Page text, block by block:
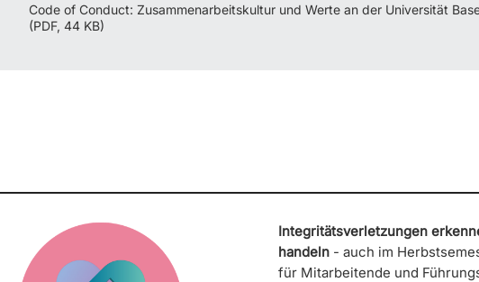
Code of Conduct: Zusammenarbeitskultur und Werte an der Universität
(PDF, 44 KB)
Integritätsverletzungen
handeln- auch im
für Mitarbeitende und